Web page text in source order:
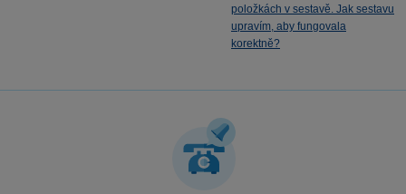
položkách v sestavě. Jak sestavu
upravím, aby fungovala
korektně?